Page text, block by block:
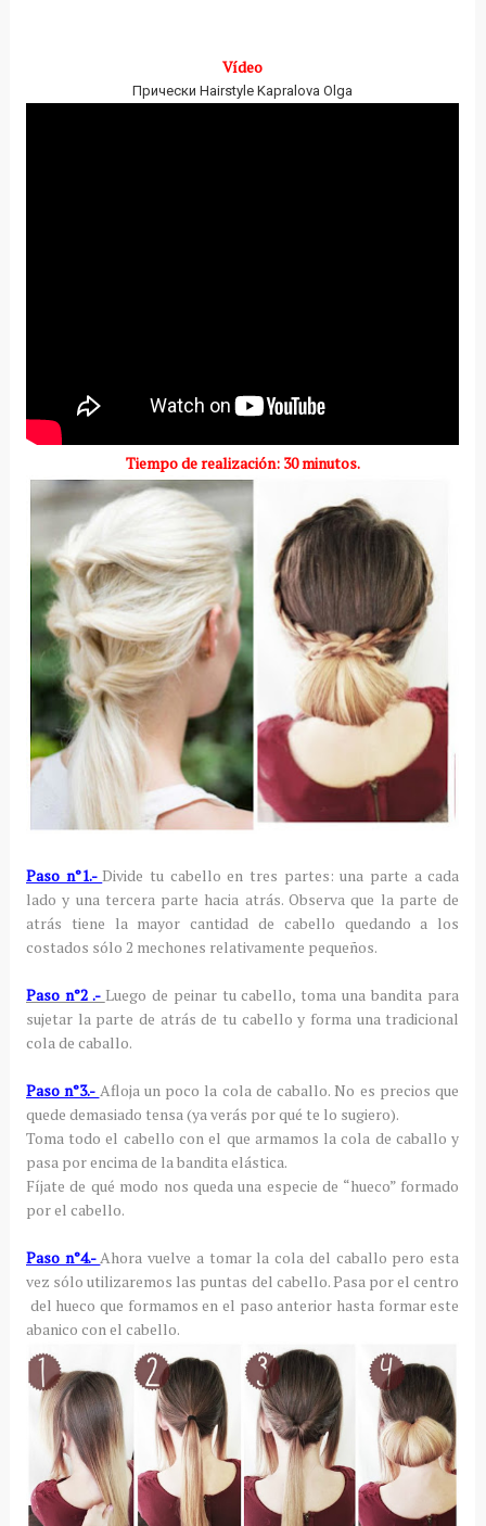
Vídeo
Прически Hairstyle Kapralova Olga
Tiempo de realización: 30 minutos.
Paso n°1.-Divide tu cabello en tres partes: una parte a cada
lado y una tercera parte hacia atrás. Observa que la parte de
atrás tiene la mayor cantidad de cabello quedando a los
costados sólo 2 mechones relativamente pequeños.
Paso n°2 .- Luego de peinar tu cabello, toma una bandita para
sujetar la parte de atrás de tu cabello y forma una tradicional
cola de caballo.
Paso n°3.- Afloja un poco la cola de caballo. No es precios que
quede demasiado tensa (ya verás por qué te lo sugiero).
Toma todo el cabello con el que armamos la cola de caballo y
pasa por encima de la bandita elástica.
Fíjate de qué modo nos queda una especie de “hueco” formado
por el cabello.
Paso n°4.-Ahora vuelve a tomar la cola del caballo pero esta
vez sólo utilizaremos las puntas del cabello. Pasa por el centro
del hueco que formamos en el paso anterior hasta formar este
abanico con el cabello.